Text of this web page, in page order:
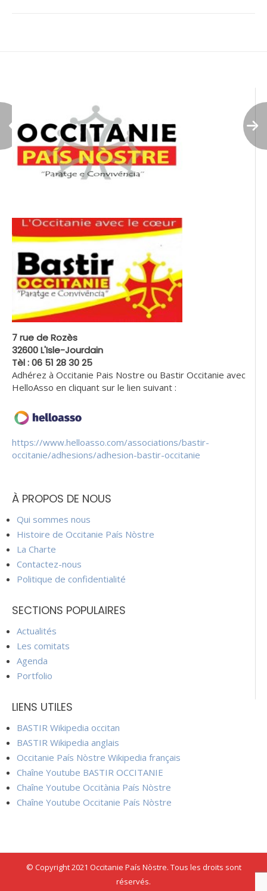
7 rue de Rozès
32600 L'Isle-Jourdain
Tèl : 06 51 28 30 25
Adhérez à Occitanie Pais Nostre ou Bastir Occitanie avec
HelloAsso en cliquant sur le lien suivant :
https://www.helloasso.com/associations/bastir-
occitanie/adhesions/adhesion-bastir-occitanie
À PROPOS DE NOUS
Qui sommes nous
Histoire de Occitanie País Nòstre
La Charte
Contactez-nous
Politique de confidentialité
SECTIONS POPULAIRES
Actualités
Les comitats
Agenda
Portfolio
LIENS UTILES
BASTIR Wikipedia occitan
BASTIR Wikipedia anglais
Occitanie País Nòstre Wikipedia français
Chaîne Youtube BASTIR OCCITANIE
Chaîne Youtube Occitània País Nòstre
Chaîne Youtube Occitanie País Nòstre
© Copyright 2021 Occitanie País Nòstre. Tous les droits sont
réservés.